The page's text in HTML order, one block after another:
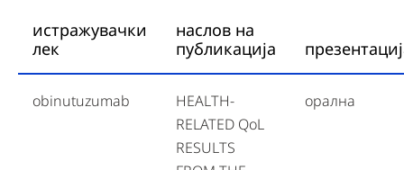
истражувачки
лек
наслов на
публикација
obinutuzumab
HEALTH-
RELATED QoL
RESULTS
орална